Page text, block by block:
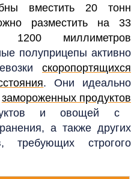
вместить 20 тонн
разместить на 33
миллиметров
полуприцепы активно
скоропортящихся
. Они идеально
замороженных продуктов
и овощей с
а также других
требующих строгого